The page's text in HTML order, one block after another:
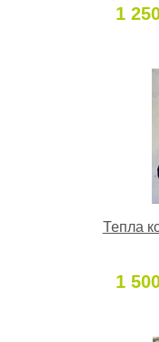
1
Тепла
1